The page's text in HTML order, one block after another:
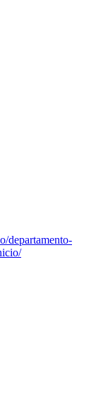
departamento-